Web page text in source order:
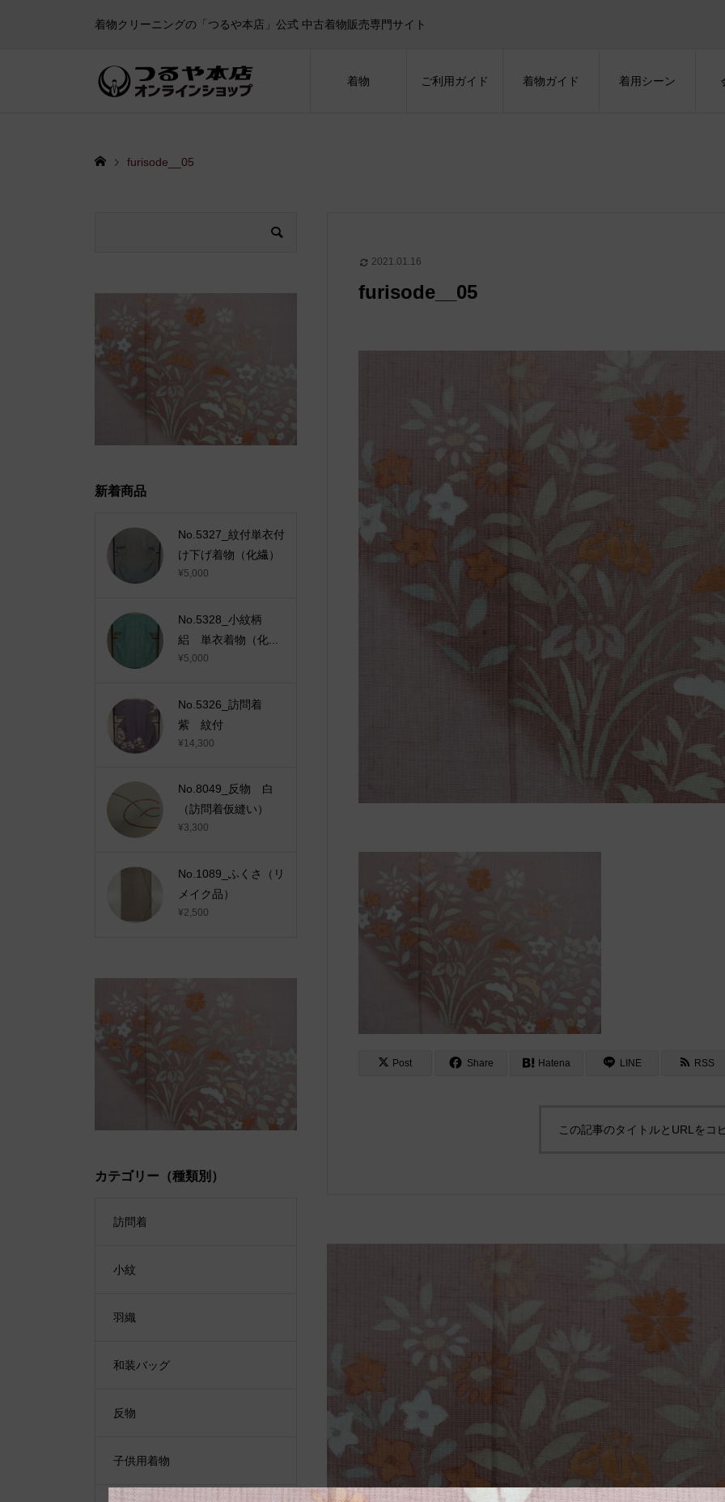
着物クリーニングの「つるや本店」公式 中古着物販売専門サイト
着物 ご利用ガイド 着物ガイド 着用シーン
furisode__05
2021.01.16
furisode__05
Post Share Hatena LINE RSS
この記事のタイトルとURLをコ
新着商品
No.5327_紋付単衣付
け下げ着物（化繊）
¥5,000
No.5328_小紋柄
絽 単衣着物（化...
¥5,000
No.5326_訪問着
紫 紋付
¥14,300
No.8049_反物 白
（訪問着仮縫い）
¥3,300
No.1089_ふくさ（リ
メイク品）
¥2,500
カテゴリー（種類別）
訪問着
小紋
羽織
和装バッグ
反物
子供用着物